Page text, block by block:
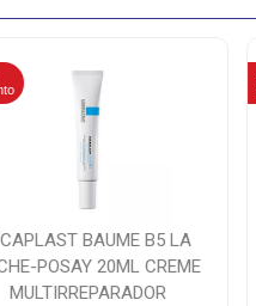
BAUME B5 LA
POSAY 20ML CREME
MULTIRREPARADOR